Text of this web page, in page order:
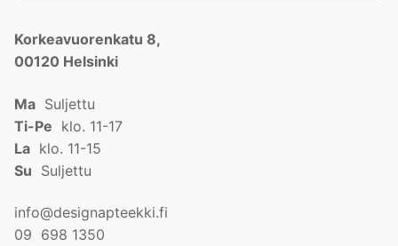
Korkeavuorenkatu 8,
00120 Helsinki
Ma Suljettu
Ti-Pe klo. 11-17
La klo. 11-15
Su Suljettu
info@designapteekki.fi
09 698 1350